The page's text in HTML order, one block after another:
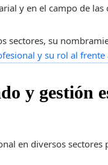
y en el campo de las
sectores, su
y su rol al frente
y gestión
en diversos sectores